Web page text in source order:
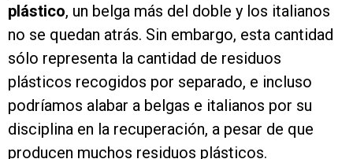
plástico, un belga más del doble y los italianos
no se quedan atrás. Sin embargo, esta cantidad
sólo representa la cantidad de residuos
plásticos recogidos por separado, e incluso
podríamos alabar a belgas e italianos por su
disciplina en la recuperación, a pesar de que
producen muchos residuos plásticos.